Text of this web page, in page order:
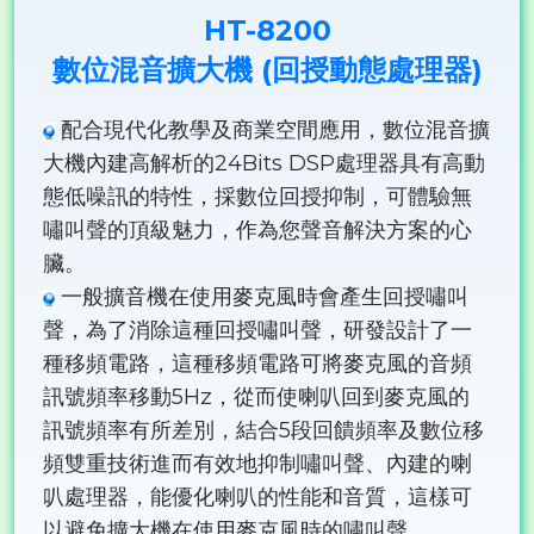
HT-8200
數位混音擴大機 (回授動態處理器)
配合現代化教學及商業空間應用，數位混音擴
大機內建高解析的24Bits DSP處理器具有高動
態低噪訊的特性，採數位回授抑制，可體驗無
嘯叫聲的頂級魅力，作為您聲音解決方案的心
臟。
一般擴音機在使用麥克風時會產生回授嘯叫
聲，為了消除這種回授嘯叫聲，研發設計了一
種移頻電路，這種移頻電路可將麥克風的音頻
訊號頻率移動5Hz，從而使喇叭回到麥克風的
訊號頻率有所差別，結合5段回饋頻率及數位移
頻雙重技術進而有效地抑制嘯叫聲、內建的喇
叭處理器，能優化喇叭的性能和音質，這樣可